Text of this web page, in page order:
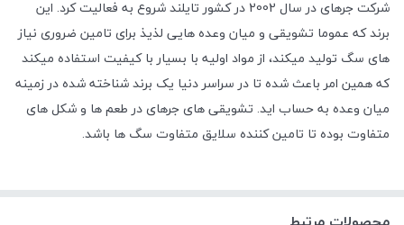
شرکت جرهای در سال 2002 در کشور تایلند شروع به فعالیت کرد. این
برند که عموما تشویقی و میان وعده هایی لذیذ برای تامین ضروری نیاز
های سگ تولید میکند، از مواد اولیه با بسیار با کیفیت استفاده میکند
که همین امر باعث شده تا در سراسر دنیا یک برند شناخته شده در زمینه
میان وعده به حساب اید. تشویقی های جرهای در طعم ها و شکل های
متفاوت بوده تا تامین کننده سلایق متفاوت سگ ها باشد.